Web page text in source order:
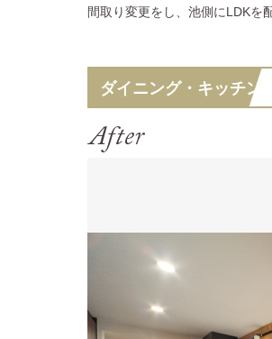
間取り変更をし、池側にLDKを
ダイニング・キッチン